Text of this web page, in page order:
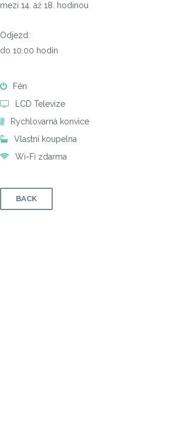
mezi 14. až 18. hodinou
Odjezd:
do 10.00 hodin
Fén
LCD Televize
Rychlovarná konvice
Vlastní koupelna
Wi-Fi zdarma
BACK